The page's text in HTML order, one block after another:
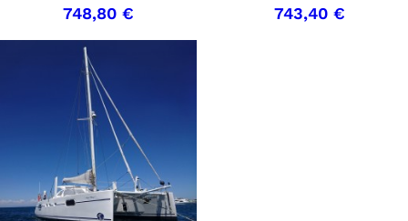
748,80 € 743,40 €